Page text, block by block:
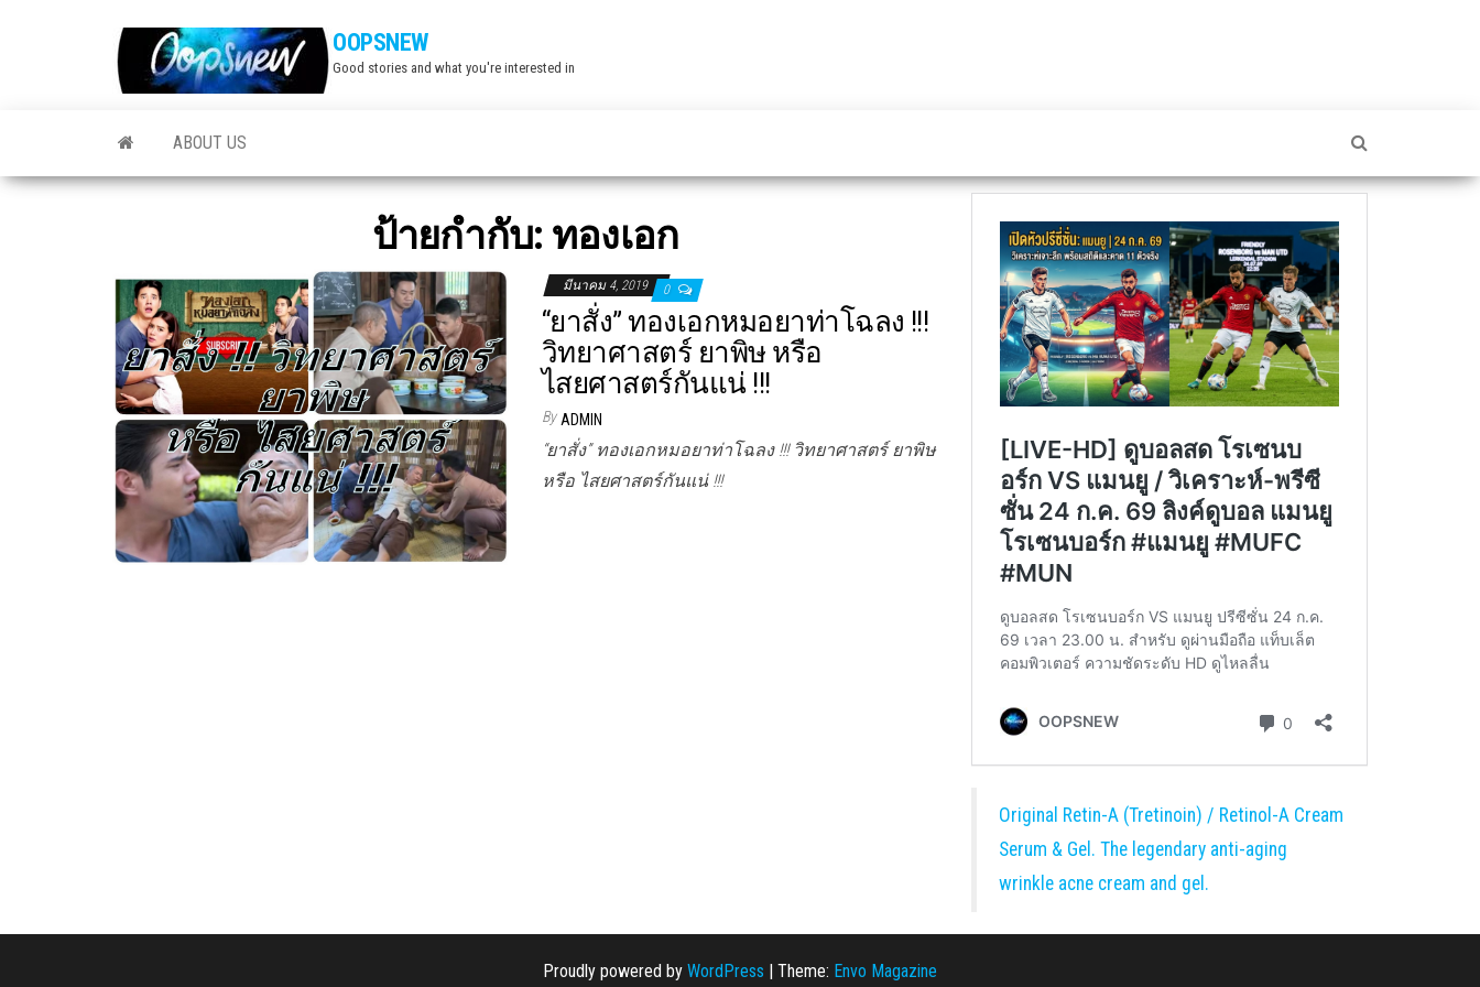
OOPSNEW
Good stories and what you're interested in
ABOUT US
ป้ายกำกับ: ทองเอก
มีนาคม 4, 2019 0
“ยาสั่ง” ทองเอกหมอยาท่าโฉลง !!!
วิทยาศาสตร์ ยาพิษ หรือ
ไสยศาสตร์กันแน่ !!!
By ADMIN
“ยาสั่ง” ทองเอกหมอยาท่าโฉลง !!! วิทยาศาสตร์ ยาพิษ
หรือ ไสยศาสตร์กันแน่ !!!
Original Retin-A (Tretinoin) / Retinol-A Cream
Serum & Gel. The legendary anti-aging
wrinkle acne cream and gel.
Proudly powered by WordPress | Theme: Envo Magazine